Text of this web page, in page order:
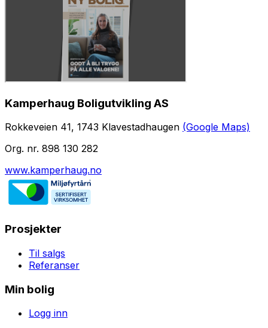
Kamperhaug Boligutvikling AS
Rokkeveien 41, 1743 Klavestadhaugen (Google Maps)
Org. nr. 898 130 282
www.kamperhaug.no
Prosjekter
Til salgs
Referanser
Min bolig
Logg inn